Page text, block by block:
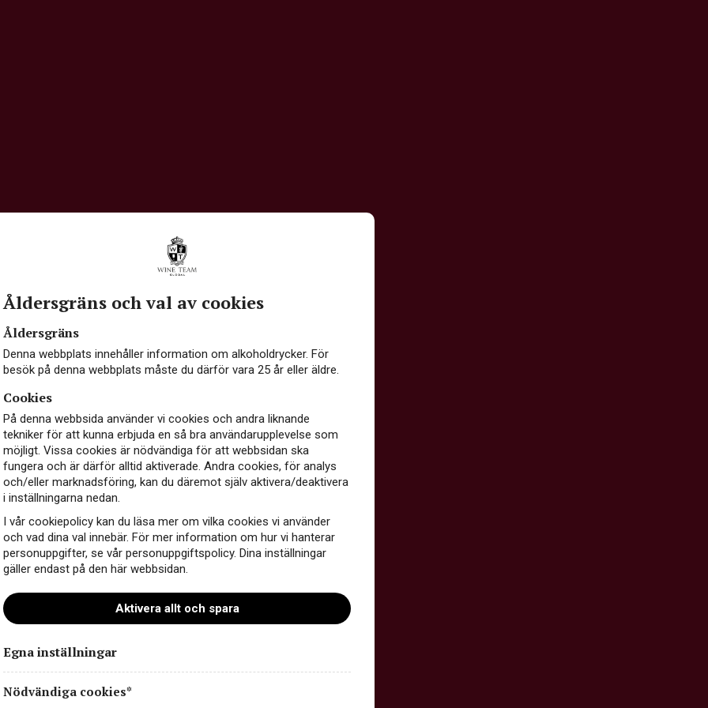
Åldersgräns och val av cookies
Åldersgräns
Denna webbplats innehåller information om alkoholdrycker. För
besök på denna webbplats måste du därför vara 25 år eller äldre.
Cookies
På denna webbsida använder vi cookies och andra liknande
tekniker för att kunna erbjuda en så bra användarupplevelse som
möjligt. Vissa cookies är nödvändiga för att webbsidan ska
fungera och är därför alltid aktiverade. Andra cookies, för analys
och/eller marknadsföring, kan du däremot själv aktivera/deaktivera
i inställningarna nedan.
I vår cookiepolicy kan du läsa mer om vilka cookies vi använder
och vad dina val innebär. För mer information om hur vi hanterar
personuppgifter, se vår personuppgiftspolicy. Dina inställningar
gäller endast på den här webbsidan.
Aktivera allt och spara
Egna inställningar
Nödvändiga cookies*